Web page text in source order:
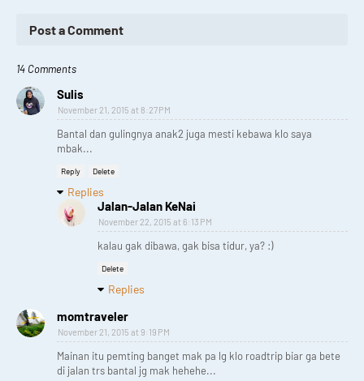
Post a Comment
14 Comments
Sulis
November 21, 2015 at 8:27 PM
Bantal dan gulingnya anak2 juga mesti kebawa klo saya
mbak...
Reply Delete
Replies
Jalan-Jalan KeNai
November 22, 2015 at 6:13 PM
kalau gak dibawa, gak bisa tidur, ya? :)
Delete
Replies
momtraveler
November 21, 2015 at 9:19 PM
Mainan itu pemting banget mak pa lg klo roadtrip biar ga bete
di jalan trs bantal jg mak hehehe...